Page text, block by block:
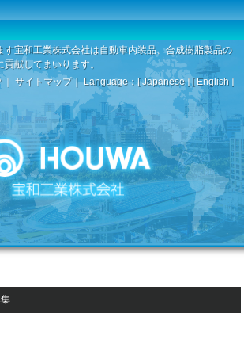
す宝和工業株式会社は自動車内装品、合成樹脂製品の
献してまいります。
サイトマップ Language：[ Japanese ] [ English ]